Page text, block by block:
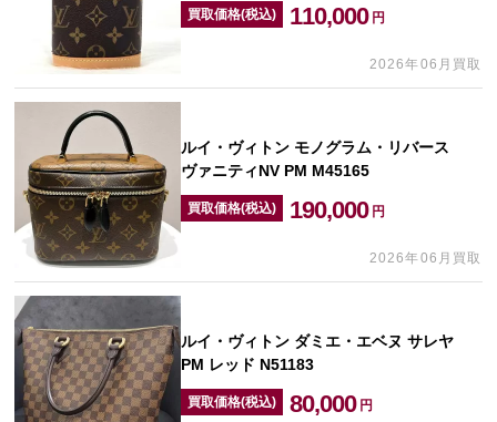
買取価格(税込) 110,000 円
2026年06月買取
ルイ・ヴィトン モノグラム・リバース
ヴァニティNV PM M45165
買取価格(税込) 190,000 円
2026年06月買取
ルイ・ヴィトン ダミエ・エベヌ サレヤ
PM レッド N51183
買取価格(税込) 80,000 円